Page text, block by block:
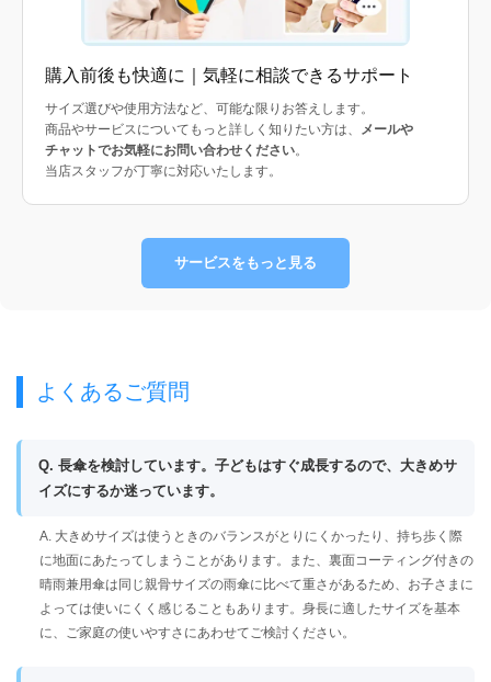
購入前後も快適に｜気軽に相談できるサポート
サイズ選びや使用方法など、可能な限りお答えします。
商品やサービスについてもっと詳しく知りたい方は、 メールや
チャットでお気軽にお問い合わせください。
当店スタッフが丁寧に対応いたします。
サービスをもっと見る
よくあるご質問
Q. 長傘を検討しています。子どもはすぐ成長するので、大きめサ
イズにするか迷っています。
A. 大きめサイズは使うときのバランスがとりにくかったり、持ち歩く際
に地面にあたってしまうことがあります。また、裏面コーティング付きの
晴雨兼用傘は同じ親骨サイズの雨傘に比べて重さがあるため、お子さまに
よっては使いにくく感じることもあります。身長に適したサイズを基本
に、ご家庭の使いやすさにあわせてご検討ください。